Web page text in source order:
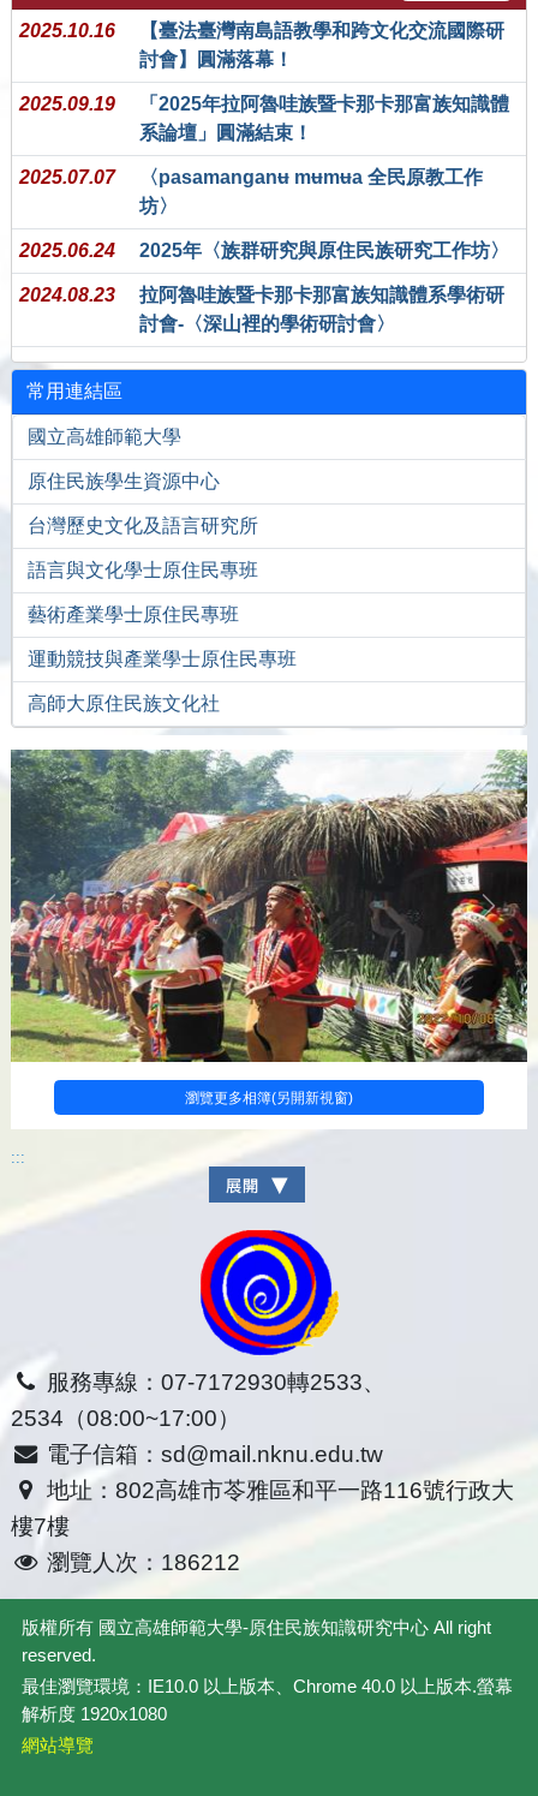
2025.10.16
【臺法臺灣南島語教學和跨文化交流國際研
討會】圓滿落幕！
2025.09.19
「2025年拉阿魯哇族暨卡那卡那富族知識體
系論壇」圓滿結束！
2025.07.07
〈pasamanganʉ mʉmʉa 全民原教工作
坊〉
2025.06.24 2025年〈族群研究與原住民族研究工作坊〉
2024.08.23
拉阿魯哇族暨卡那卡那富族知識體系學術研
討會-〈深山裡的學術研討會〉
常用連結區
國立高雄師範大學
原住民族學生資源中心
台灣歷史文化及語言研究所
語言與文化學士原住民專班
藝術產業學士原住民專班
運動競技與產業學士原住民專班
高師大原住民族文化社
上一張 下一
瀏覽更多相簿(另開新視窗)
:::
服務專線：07-7172930轉2533、
2534（08:00~17:00）
電子信箱：sd@mail.nknu.edu.tw
地址：802高雄市苓雅區和平一路116號行政大
樓7樓
瀏覽人次：186212
版權所有 國立高雄師範大學-原住民族知識研究中心 All right
reserved.
最佳瀏覽環境：IE10.0 以上版本、Chrome 40.0 以上版本.螢幕
解析度 1920x1080
網站導覽